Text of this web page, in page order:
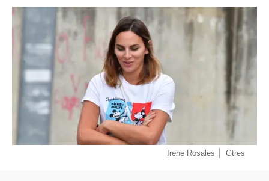
Irene Rosales Gtres